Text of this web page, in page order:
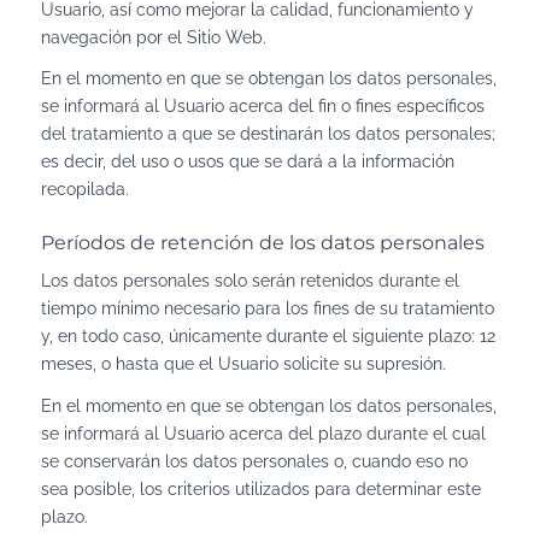
Usuario, así como mejorar la calidad, funcionamiento y
navegación por el Sitio Web.
En el momento en que se obtengan los datos personales,
se informará al Usuario acerca del fin o fines específicos
del tratamiento a que se destinarán los datos personales;
es decir, del uso o usos que se dará a la información
recopilada.
Períodos de retención de los datos personales
Los datos personales solo serán retenidos durante el
tiempo mínimo necesario para los fines de su tratamiento
y, en todo caso, únicamente durante el siguiente plazo: 12
meses, o hasta que el Usuario solicite su supresión.
En el momento en que se obtengan los datos personales,
se informará al Usuario acerca del plazo durante el cual
se conservarán los datos personales o, cuando eso no
sea posible, los criterios utilizados para determinar este
plazo.